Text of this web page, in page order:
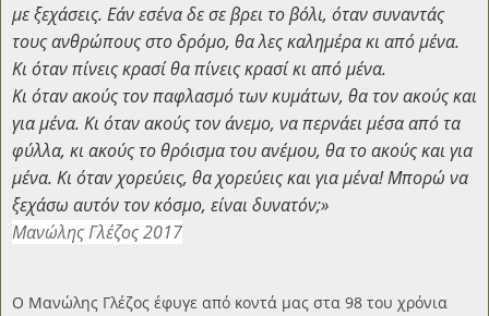
με ξεχάσεις. Εάν εσένα δε σε βρει το βόλι, όταν συναντάς
τους ανθρώπους στο δρόμο, θα λες καλημέρα κι από μένα.
Κι όταν πίνεις κρασί θα πίνεις κρασί κι από μένα.
Κι όταν ακούς τον παφλασμό των κυμάτων, θα τον ακούς και
για μένα. Κι όταν ακούς τον άνεμο, να περνάει μέσα από τα
φύλλα, κι ακούς το θρόισμα του ανέμου, θα το ακούς και για
μένα. Κι όταν χορεύεις, θα χορεύεις και για μένα! Μπορώ να
ξεχάσω αυτόν τον κόσμο, είναι δυνατόν;»
Μανώλης Γλέζος 2017
Ο Μανώλης Γλέζος έφυγε από κοντά μας στα 98 του χρόνια